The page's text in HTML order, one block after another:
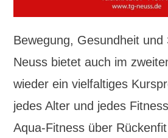
Bewegung, Gesundheit und
Neuss bietet auch im
wieder ein vielfaltiges
jedes Alter und jedes
Aqua-Fitness über